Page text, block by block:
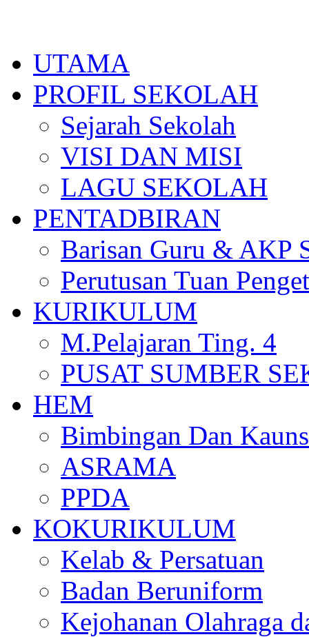
UTAMA
PROFIL SEKOLAH
Sejarah Sekolah
VISI DAN MISI
LAGU SEKOLAH
PENTADBIRAN
Barisan Guru & AKP
Perutusan Tuan
KURIKULUM
M.Pelajaran Ting. 4
PUSAT SUMBER
HEM
Bimbingan Dan
ASRAMA
PPDA
KOKURIKULUM
Kelab & Persatuan
Badan Beruniform
Kejohanan Olahraga